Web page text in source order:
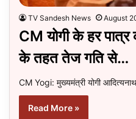
TV Sandesh News August
CM योगी के हर
के तहत तेज गति से…
CM Yogi: मुख्यमंत्री योगी
Read More »